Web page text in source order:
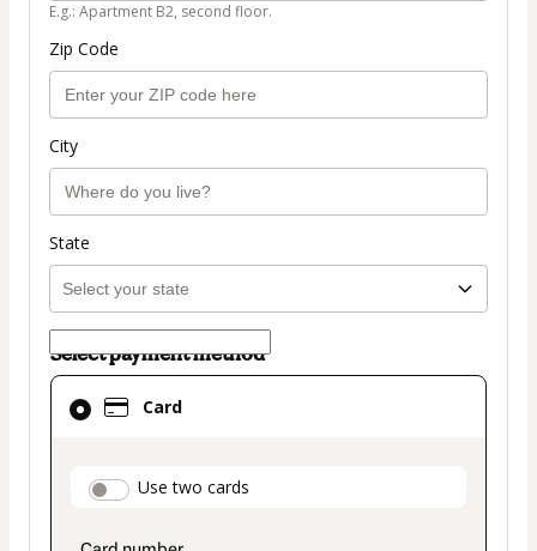
E.g.: Apartment B2, second floor.
Zip Code
City
State
Select payment method
Card
payment_data.section_title_v2
Use two cards
Card
selected
method